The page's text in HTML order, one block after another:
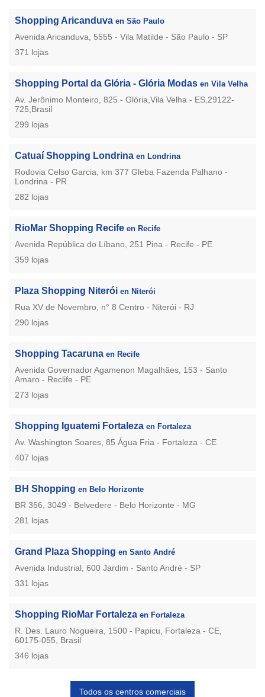
Shopping Aricanduva en São Paulo
Avenida Aricanduva, 5555 - Vila Matilde - São Paulo - SP
371 lojas
Shopping Portal da Glória - Glória Modas en Vila Velha
Av. Jerônimo Monteiro, 825 - Glória,Vila Velha - ES,29122-
725,Brasil
299 lojas
Catuaí Shopping Londrina en Londrina
Rodovia Celso Garcia, km 377 Gleba Fazenda Palhano -
Londrina - PR
282 lojas
RioMar Shopping Recife en Recife
Avenida República do Líbano, 251 Pina - Recife - PE
359 lojas
Plaza Shopping Niterói en Niterói
Rua XV de Novembro, n° 8 Centro - Niterói - RJ
290 lojas
Shopping Tacaruna en Recife
Avenida Governador Agamenon Magalhães, 153 - Santo
Amaro - Reclife - PE
273 lojas
Shopping Iguatemi Fortaleza en Fortaleza
Av. Washington Soares, 85 Água Fria - Fortaleza - CE
407 lojas
BH Shopping en Belo Horizonte
BR 356, 3049 - Belvedere - Belo Horizonte - MG
281 lojas
Grand Plaza Shopping en Santo André
Avenida Industrial, 600 Jardim - Santo André - SP
331 lojas
Shopping RioMar Fortaleza en Fortaleza
R. Des. Lauro Nogueira, 1500 - Papicu, Fortaleza - CE,
60175-055, Brasil
346 lojas
Todos os centros comerciais